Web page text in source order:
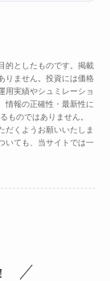
的としたものです。掲載
りません。投資には価格
用実績やシュミレーショ
情報の正確性・最新性に
ものではありません。
だくようお願いいたしま
いても、当サイトでは一